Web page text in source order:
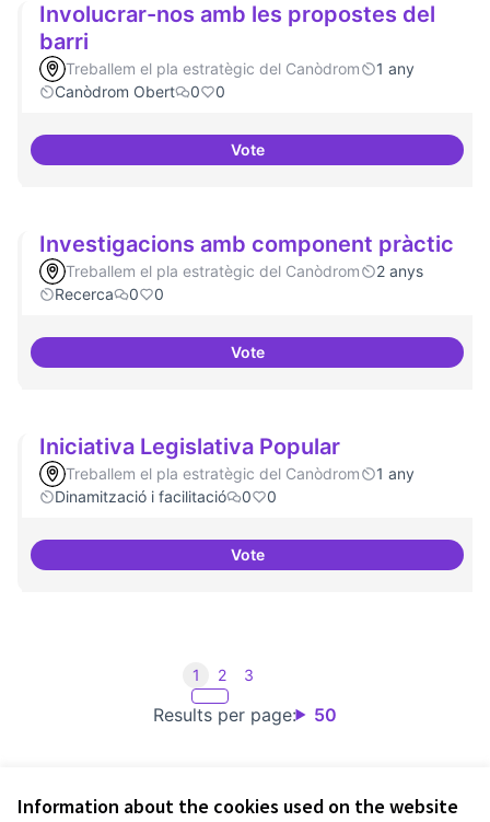
Information about the cookies used on the website
Involucrar-nos amb les propostes del
barri
Treballem el pla estratègic del Canòdrom
1 any
Canòdrom Obert
0 0
VoteInvolucrar-nos amb les
Investigacions amb component pràctic
Treballem el pla estratègic del Canòdrom
2 anys
Recerca
0 0
VoteInvestigacions amb component
Iniciativa Legislativa Popular
Treballem el pla estratègic del Canòdrom
1 any
Dinamització i facilitació
0 0
VoteIniciativa Legislativa Popular
Results per page: 50
1 2 3